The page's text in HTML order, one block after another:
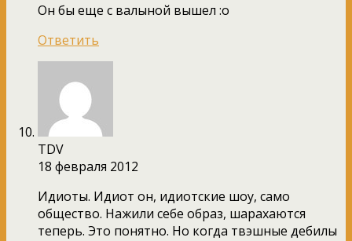
Он бы еще с валыной вышел :o
Ответить
TDV
18 февраля 2012
Идиоты. Идиот он, идиотские шоу, само
общество. Нажили себе образ, шарахаются
теперь. Это понятно. Но когда твэшные дебилы